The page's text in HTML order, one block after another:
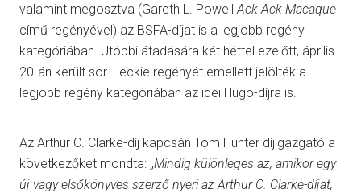
valamint megosztva (Gareth L. PowellAck Ack Macaque
című regényével) az BSFA-díjat is a legjobb regény
kategóriában. Utóbbi átadására két héttel ezelőtt, április
20-án került sor. Leckie regényét emellett jelölték a
legjobb regény kategóriában az idei Hugo-díjra is.
Az Arthur C. Clarke-díj kapcsán Tom Hunter díjigazgató a
következőket mondta: „Mindig különleges az, amikor egy
új vagy elsőkönyves szerző nyeri az Arthur C. Clarke-díjat,